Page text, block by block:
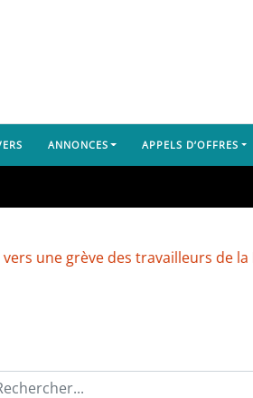
ANNONCES APPELS D’OFFRES
des travailleurs de la BCRG